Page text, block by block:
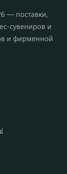
— поставки,
сувениров и
и фирменной